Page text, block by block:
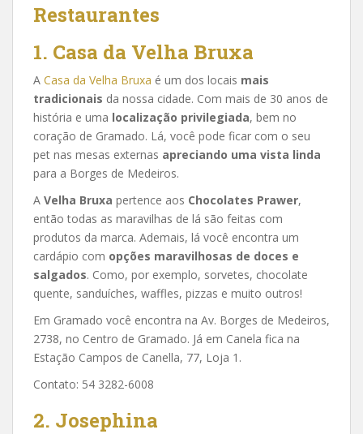
Restaurantes
1. Casa da Velha Bruxa
A Casa da Velha Bruxa é um dos locais mais
tradicionais da nossa cidade. Com mais de 30 anos de
história e uma localização privilegiada, bem no
coração de Gramado. Lá, você pode ficar com o seu
pet nas mesas externas apreciando uma vista linda
para a Borges de Medeiros.
A Velha Bruxa pertence aos Chocolates Prawer,
então todas as maravilhas de lá são feitas com
produtos da marca. Ademais, lá você encontra um
cardápio com opções maravilhosas de doces e
salgados. Como, por exemplo, sorvetes, chocolate
quente, sanduíches, waffles, pizzas e muito outros!
Em Gramado você encontra na Av. Borges de Medeiros,
2738, no Centro de Gramado. Já em Canela fica na
Estação Campos de Canella, 77, Loja 1.
Contato: 54 3282-6008
2. Josephina